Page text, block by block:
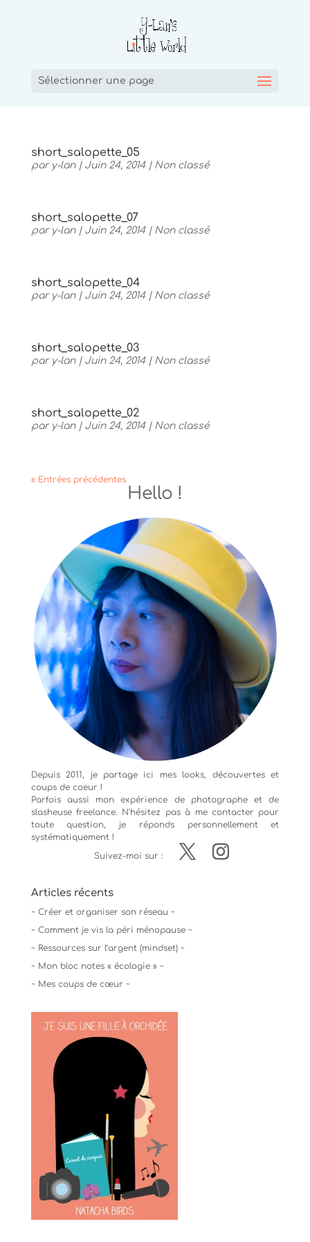
Sélectionner une page
short_salopette_05
par y-lan| Juin 24, 2014| Non classé
short_salopette_07
par y-lan| Juin 24, 2014| Non classé
short_salopette_04
par y-lan| Juin 24, 2014| Non classé
short_salopette_03
par y-lan| Juin 24, 2014| Non classé
short_salopette_02
par y-lan| Juin 24, 2014| Non classé
« Entrées précédentes
Hello !
Depuis 2011, je partage ici mes looks, découvertes et
coups de coeur !
Parfois aussi mon expérience de photographeet de
slasheuse freelance. N'hésitez pas à me contacter pour
toute question, je réponds personnellement et
systématiquement !
Suivez-moi sur :
Articles récents
~ Créer et organiser son réseau ~
~ Comment je vis la péri ménopause ~
~ Ressources sur l’argent (mindset) ~
~ Mon bloc notes « écologie » ~
~ Mes coups de cœur ~